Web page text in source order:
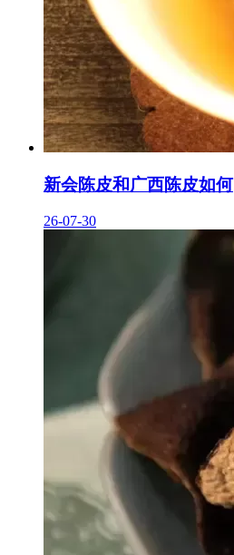
新会陈皮和广西陈皮如何
26-07-30